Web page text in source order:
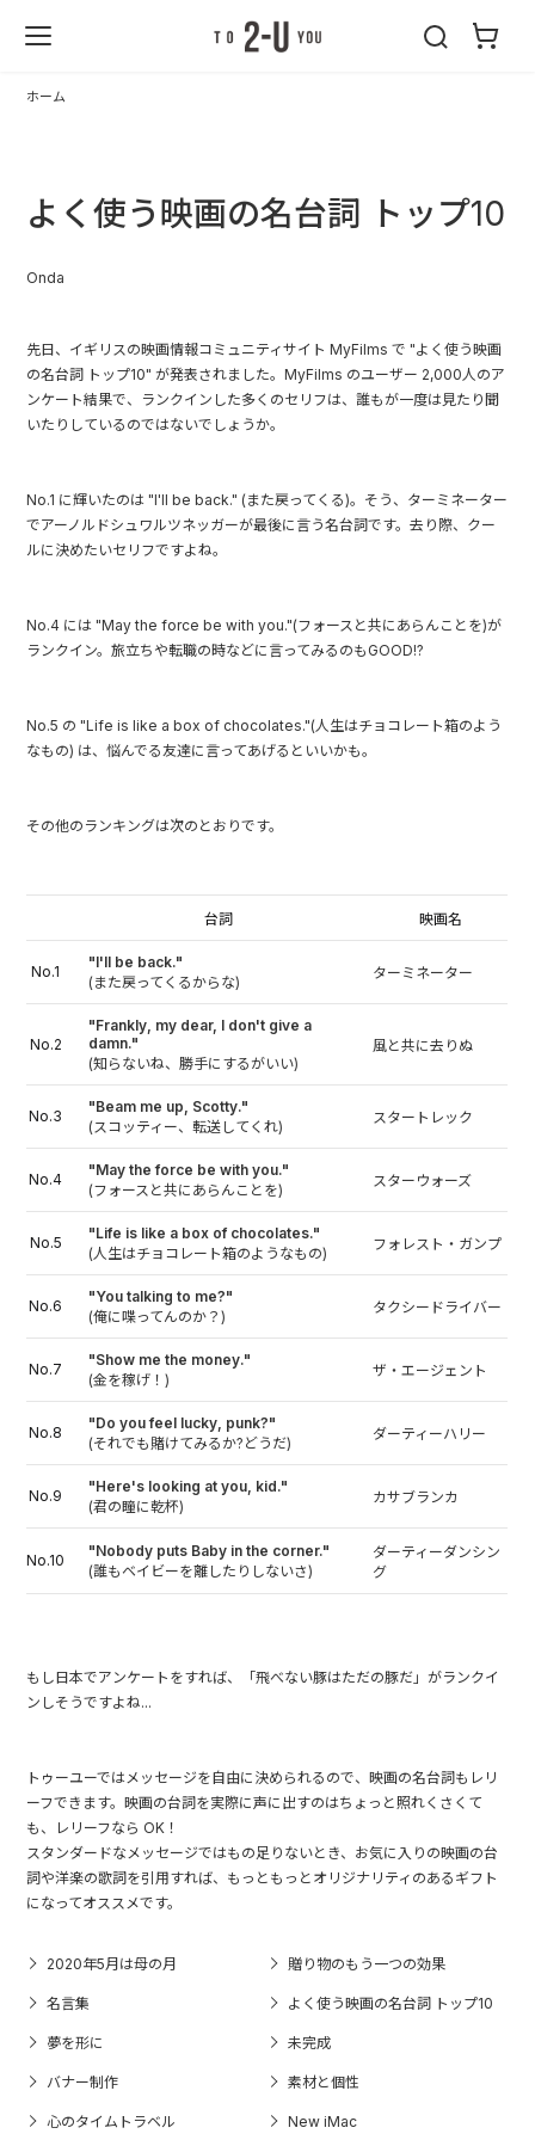
ホーム
よく使う映画の名台詞 トップ10
Onda
先日、イギリスの映画情報コミュニティサイトMyFilms で "よく使う映画
の名台詞 トップ10" が発表されました。MyFilms のユーザー 2,000人のア
ンケート結果で、ランクインした多くのセリフは、誰もが一度は見たり聞
いたりしているのではないでしょうか。
No.1 に輝いたのは "I'll be back." (また戻ってくる)。そう、ターミネーター
でアーノルドシュワルツネッガーが最後に言う名台詞です。去り際、クー
ルに決めたいセリフですよね。
No.4 には "May the force be with you."(フォースと共にあらんことを)が
ランクイン。旅立ちや転職の時などに言ってみるのもGOOD!?
No.5 の "Life is like a box of chocolates."(人生はチョコレート箱のよう
なもの) は、悩んでる友達に言ってあげるといいかも。
その他のランキングは次のとおりです。
台詞 映画名
No.1
"I'll be back."
(また戻ってくるからな)
ターミネーター
No.2
"Frankly, my dear, I don't give a
damn."
(知らないね、勝手にするがいい)
風と共に去りぬ
No.3
"Beam me up, Scotty."
(スコッティー、転送してくれ)
スタートレック
No.4
"May the force be with you."
(フォースと共にあらんことを)
スターウォーズ
No.5
"Life is like a box of chocolates."
(人生はチョコレート箱のようなもの)
フォレスト・ガンプ
No.6
"You talking to me?"
(俺に喋ってんのか？)
タクシードライバー
No.7
"Show me the money."
(金を稼げ！)
ザ・エージェント
No.8
"Do you feel lucky, punk?"
(それでも賭けてみるか?どうだ)
ダーティーハリー
No.9
"Here's looking at you, kid."
(君の瞳に乾杯)
カサブランカ
No.10
"Nobody puts Baby in the corner."
(誰もベイビーを離したりしないさ)
ダーティーダンシン
グ
もし日本でアンケートをすれば、「飛べない豚はただの豚だ」がランクイ
ンしそうですよね...
トゥーユーではメッセージを自由に決められるので、映画の名台詞もレリ
ーフできます。映画の台詞を実際に声に出すのはちょっと照れくさくて
も、レリーフなら OK！
スタンダードなメッセージではもの足りないとき、お気に入りの映画の台
詞や洋楽の歌詞を引用すれば、もっともっとオリジナリティのあるギフト
になってオススメです。
2020年5月は母の月 贈り物のもう一つの効果
名言集 よく使う映画の名台詞 トップ10
夢を形に 未完成
バナー制作 素材と個性
心のタイムトラベル New iMac